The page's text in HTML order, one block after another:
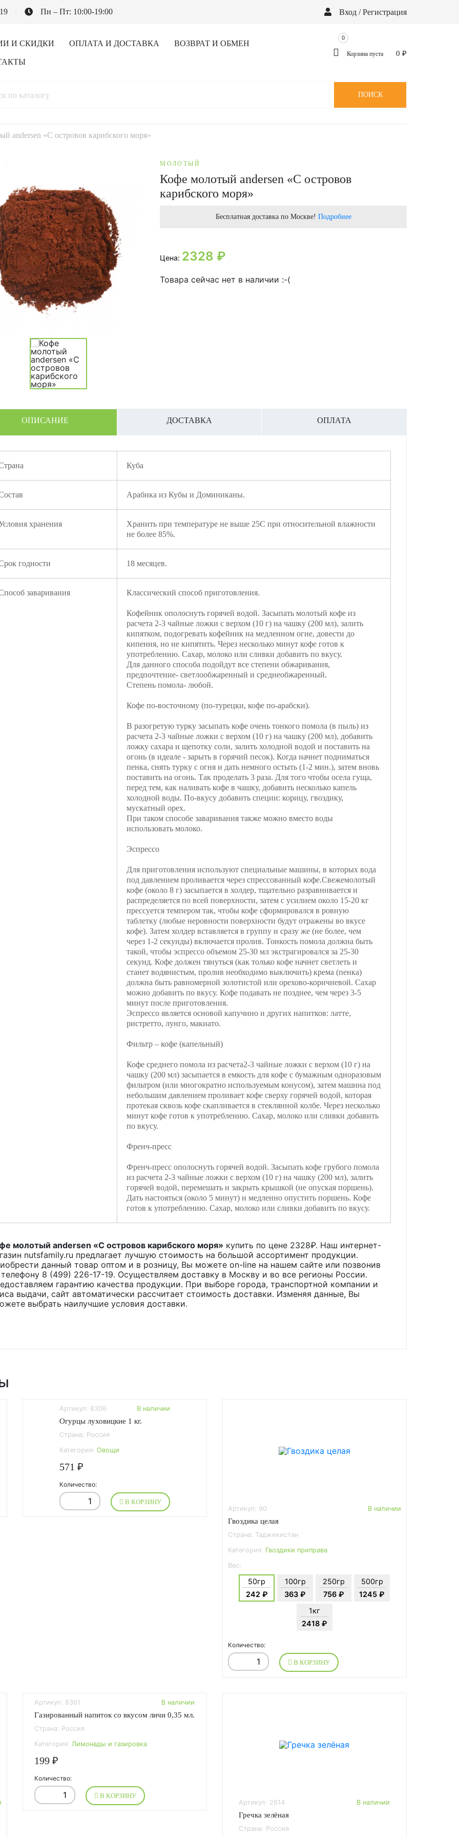
Пн – Пт: 10:00-19:00 Вход / Регистрация
И СКИДКИ ОПЛАТА И ДОСТАВКА ВОЗВРАТ И ОБМЕН
Корзина пуста
0
0 ₽
ПОИСК
andersen «С островов карибского моря»
МОЛОТЫЙ
Кофе молотый andersen «С островов
карибского моря»
Бесплатная доставка по Москве! Подробнее
Цена: 2328 ₽
Товара сейчас нет в наличии :-(
ОПИСАНИЕ ДОСТАВКА ОПЛАТА
Куба
Арабика из Кубы и Доминиканы.
хранения
Хранить при температуре не выше 25С при относительной влажности
не более 85%.
годности 18 месяцев.
заваривания Классический способ приготовления.
Кофейник ополоснуть горячей водой. Засыпать молотый кофе из
расчета 2-3 чайные ложки с верхом (10 г) на чашку (200 мл), залить
кипятком, подогревать кофейник на медленном огне, довести до
кипения, но не кипятить. Через несколько минут кофе готов к
употреблению. Сахар, молоко или сливки добавить по вкусу.
Для данного способа подойдут все степени обжаривания,
предпочтение- светлообжаренный и среднеобжаренный.
Степень помола- любой.
Кофе по-восточному (по-турецки, кофе по-арабски).
В разогретую турку засыпать кофе очень тонкого помола (в пыль) из
расчета 2-3 чайные ложки с верхом (10 г) на чашку (200 мл), добавить
ложку сахара и щепотку соли, залить холодной водой и поставить на
огонь (в идеале - зарыть в горячий песок). Когда начнет подниматься
пенка, снять турку с огня и дать немного остыть (1-2 мин.), затем вновь
поставить на огонь. Так проделать 3 раза. Для того чтобы осела гуща,
перед тем, как наливать кофе в чашку, добавить несколько капель
холодной воды. По-вкусу добавить специи: корицу, гвоздику,
мускатный орех.
При таком способе заваривания также можно вместо воды
использовать молоко.
Эспрессо
Для приготовления используют специальные машины, в которых вода
под давлением проливается через спрессованный кофе.Свежемолотый
кофе (около 8 г) засыпается в холдер, тщательно разравнивается и
распределяется по всей поверхности, затем с усилием около 15-20 кг
прессуется темпером так, чтобы кофе сформировался в ровную
таблетку (любые неровности поверхности будут отражены во вкусе
кофе). Затем холдер вставляется в группу и сразу же (не более, чем
через 1-2 секунды) включается пролив. Тонкость помола должна быть
такой, чтобы эспрессо объемом 25-30 мл экстрагировался за 25-30
секунд. Кофе должен тянуться (как только кофе начнет светлеть и
станет водянистым, пролив необходимо выключить) крема (пенка)
должна быть равномерной золотистой или орехово-коричневой. Сахар
можно добавить по вкусу. Кофе подавать не позднее, чем через 3-5
минут после приготовления.
Эспрессо является основой капучино и других напитков: латте,
ристретто, лунго, макиато.
Фильтр – кофе (капельный)
Кофе среднего помола из расчета2-3 чайные ложки с верхом (10 г) на
чашку (200 мл) засыпается в емкость для кофе с бумажным одноразовым
фильтром (или многократно используемым конусом), затем машина под
небольшим давлением проливает кофе сверху горячей водой, которая
протекая сквозь кофе скапливается в стеклянной колбе. Через несколько
минут кофе готов к употреблению. Сахар, молоко или сливки добавить
по вкусу.
Френч-пресс
Френч-пресс ополоснуть горячей водой. Засыпать кофе грубого помола
из расчета 2-3 чайные ложки с верхом (10 г) на чашку (200 мл), залить
горячей водой, перемешать и закрыть крышкой (не опуская поршень).
Дать настояться (около 5 минут) и медленно опустить поршень. Кофе
готов к употреблению. Сахар, молоко или сливки добавить по вкусу.
молотый andersen «С островов карибского моря» купить по цене 2328₽. Наш интернет-
nutsfamily.ru предлагает лучшую стоимость на большой ассортимент продукции.
данный товар оптом и в розницу, Вы можете on-line на нашем сайте или позвонив
8 (499) 226-17-19. Осуществляем доставку в Москву и во все регионы России.
гарантию качества продукции. При выборе города, транспортной компании и
выдачи, сайт автоматически рассчитает стоимость доставки. Изменяя данные, Вы
выбрать наилучшие условия доставки.
Артикул: 8306 В наличии
Огурцы луховицкие 1 кг.
Страна: Россия
Категория: Овощи
571 ₽
Количество:
В КОРЗИНУ
Артикул: 90
В наличии
Гвоздика целая
Страна: Таджикистан
Категория: Гвоздики приправа
Вес:
50гр
242 ₽
100гр
363 ₽
250гр
756 ₽
500гр
1245 ₽
1кг
2418 ₽
Количество:
В КОРЗИНУ
Артикул: 8361 В наличии
Газированный напиток со вкусом личи 0,35 мл.
Страна: Россия
Категория:Лимонады и газировка
199 ₽
Количество:
В КОРЗИНУ
Артикул: 2614
В наличии
Гречка зелёная
Страна: Россия